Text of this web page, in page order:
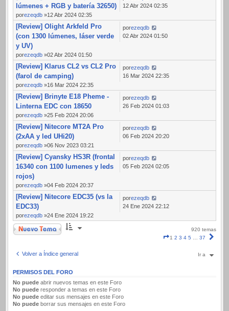
lúmenes + RGB y batería 32650)
porezeqdb »12 Abr 2024 02:35
12 Abr 2024 02:35
[Review] Olight Arkfeld Pro
(con 1300 lúmenes, láser verde
y UV)
porezeqdb »02 Abr 2024 01:50
porezeqdb
02 Abr 2024 01:50
[Review] Klarus CL2 vs CL2 Pro
(farol de camping)
porezeqdb »16 Mar 2024 22:35
porezeqdb
16 Mar 2024 22:35
[Review] Brinyte E18 Pheme -
Linterna EDC con 18650
porezeqdb »25 Feb 2024 20:06
porezeqdb
26 Feb 2024 01:03
[Review] Nitecore MT2A Pro
(2xAA y led UHi20)
porezeqdb »06 Nov 2023 03:21
porezeqdb
06 Feb 2024 20:20
[Review] Cyansky HS3R (frontal
16340 con 1100 lumenes y leds
rojos)
porezeqdb »04 Feb 2024 20:37
porezeqdb
05 Feb 2024 02:05
[Review] Nitecore EDC35 (vs la
EDC33)
porezeqdb »24 Ene 2024 19:22
porezeqdb
24 Ene 2024 22:12
Nuevo Tema
920 temas
Página
1 2 3 4 5 … 37
Volver a Índice general Ir a
PERMISOS DEL FORO
No puede abrir nuevos temas en este Foro
No puede responder a temas en este Foro
No puede editar sus mensajes en este Foro
No puede borrar sus mensajes en este Foro